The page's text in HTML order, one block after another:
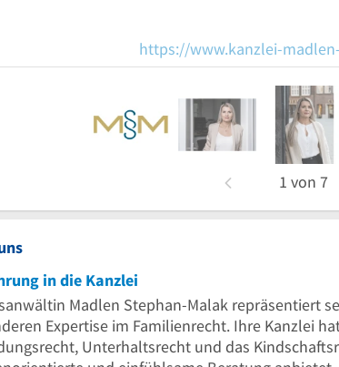
https://www.kanzlei-
1 von 7
in die Kanzlei
Madlen Stephan-Malak repräsentiert
Expertise im Familienrecht. Ihre Kanzlei
Unterhaltsrecht und das